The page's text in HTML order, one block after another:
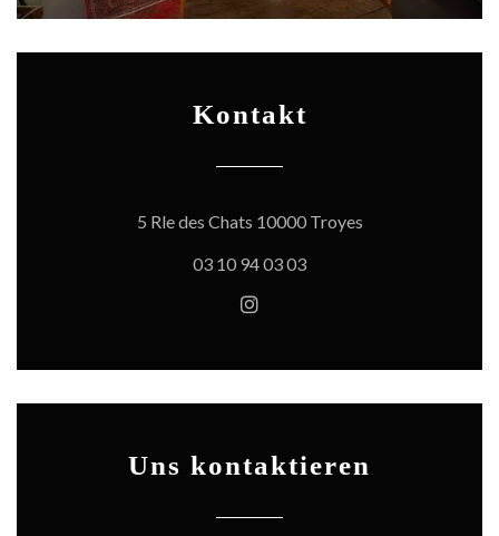
Kontakt
5 Rle des Chats 10000 Troyes((öffnet ein neues
03 10 94 03 03
Instagram ((öffnet ein
Uns kontaktieren